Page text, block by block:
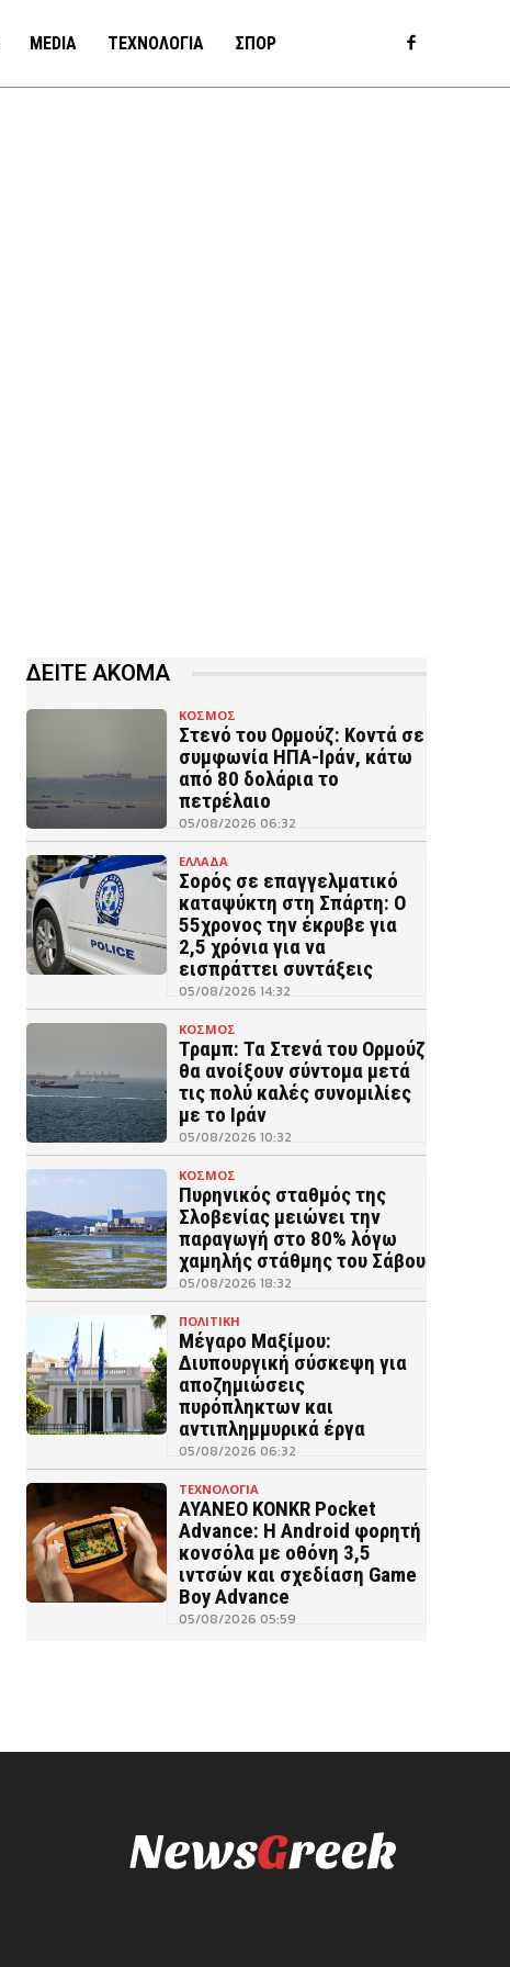
MEDIA ΤΕΧΝΟΛΟΓΙΑ ΣΠΟΡ
ΔΕΙΤΕ ΑΚΟΜΑ
ΚΟΣΜΟΣ
Στενό του Ορμούζ: Κοντά σε
συμφωνία ΗΠΑ-Ιράν, κάτω
από 80 δολάρια το
πετρέλαιο
05/08/2026 06:32
ΕΛΛΑΔΑ
Σορός σε επαγγελματικό
καταψύκτη στη Σπάρτη: Ο
55χρονος την έκρυβε για
2,5 χρόνια για να
εισπράττει συντάξεις
05/08/2026 14:32
ΚΟΣΜΟΣ
Τραμπ: Τα Στενά του Ορμούζ
θα ανοίξουν σύντομα μετά
τις πολύ καλές συνομιλίες
με το Ιράν
05/08/2026 10:32
ΚΟΣΜΟΣ
Πυρηνικός σταθμός της
Σλοβενίας μειώνει την
παραγωγή στο 80% λόγω
χαμηλής στάθμης του Σάβου
05/08/2026 18:32
ΠΟΛΙΤΙΚΗ
Μέγαρο Μαξίμου:
Διυπουργική σύσκεψη για
αποζημιώσεις
πυρόπληκτων και
αντιπλημμυρικά έργα
05/08/2026 06:32
ΤΕΧΝΟΛΟΓΙΑ
AYANEO KONKR Pocket
Advance: Η Android φορητή
κονσόλα με οθόνη 3,5
ιντσών και σχεδίαση Game
Boy Advance
05/08/2026 05:59